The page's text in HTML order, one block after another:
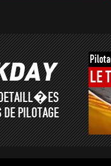
DETAILL�ES
PILOTAGE
LE